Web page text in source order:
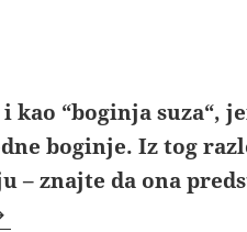
kao “boginja suza“,
boginje. Iz tog
– znajte da ona
cveće – nega